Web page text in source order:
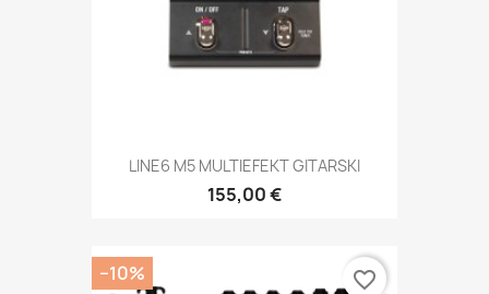
LINE6 M5 MULTIEFEKT GITARSKI
155,00 €
−10%
favorite_border